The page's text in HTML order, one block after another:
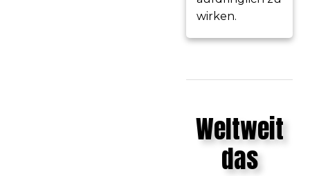
wirken.
Weltweit
das